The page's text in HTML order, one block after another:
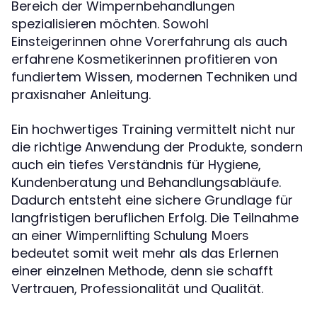
Bereich der Wimpernbehandlungen
spezialisieren möchten. Sowohl
Einsteigerinnen ohne Vorerfahrung als auch
erfahrene Kosmetikerinnen profitieren von
fundiertem Wissen, modernen Techniken und
praxisnaher Anleitung.
Ein hochwertiges Training vermittelt nicht nur
die richtige Anwendung der Produkte, sondern
auch ein tiefes Verständnis für Hygiene,
Kundenberatung und Behandlungsabläufe.
Dadurch entsteht eine sichere Grundlage für
langfristigen beruflichen Erfolg. Die Teilnahme
an einer Wimpernlifting Schulung Moers
bedeutet somit weit mehr als das Erlernen
einer einzelnen Methode, denn sie schafft
Vertrauen, Professionalität und Qualität.